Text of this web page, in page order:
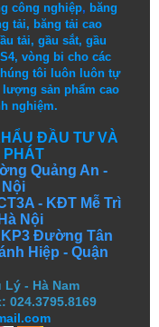
công nghiệp, băng
tải, băng tải cao
tải, gầu sắt, gầu
, vòng bi cho các
tôi luôn luôn tự
lượng sảnphẩm cao
nghiệm.
ĐẦU TƯ VÀ
PHÁT
Quảng An -
Nội
- KĐT Mễ Trì
Nội
KP3 Đường Tân
Hiệp - Quận
Lý - Hà Nam